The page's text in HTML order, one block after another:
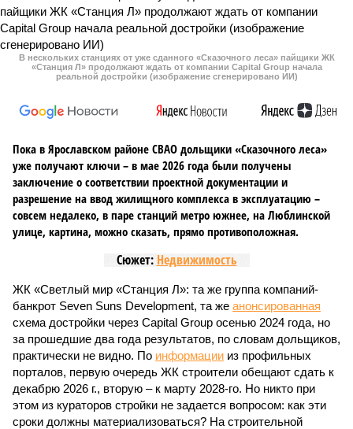
В нескольких станциях от уже сданного «Сказочного леса» пайщики ЖК
«Станция Л» продолжают ждать от компании Capital Group начала
реальной достройки (изображение сгенерировано ИИ)
Пока в Ярославском районе СВАО дольщики «Сказочного леса»
уже получают ключи – в мае 2026 года были получены
заключение о соответствии проектной документации и
разрешение на ввод жилищного комплекса в эксплуатацию –
совсем недалеко, в паре станций метро южнее, на Люблинской
улице, картина, можно сказать, прямо противоположная.
Сюжет: Недвижимость
ЖК «Светлый мир «Станция Л»: та же группа компаний-
банкрот Seven Suns Development, та же анонсированная
схема достройки через Capital Group осенью 2024 года, но
за прошедшие два года результатов, по словам дольщиков,
практически не видно. По информации из профильных
порталов, первую очередь ЖК строители обещают сдать к
декабрю 2026 г., вторую – к марту 2028-го. Но никто при
этом из кураторов стройки не задается вопросом: как эти
сроки должны материализоваться? На строительной